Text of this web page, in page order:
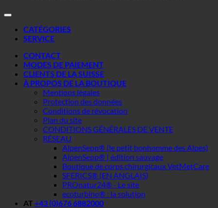
CATÉGORIES
SERVICE
CONTACT
MODES DE PAIEMENT
CLIENTS DE LA SUISSE
À PROPOS DE LA BOUTIQUE
Mentions légales
Protection des données
Conditions de révocation
Plan du site
CONDITIONS GÉNÉRALES DE VENTE
RÉSEAU
AlpenSepp® (le petit bonhomme des Alpes)
AlpenSepp® | édition sauvage
Boutique de corps chirurgicaux VetMetCare
SFERICS® (EN ANGLAIS)
PROnatur24® - Le site
ecoturbino® : la solution
AT +43 (0)676 6882000